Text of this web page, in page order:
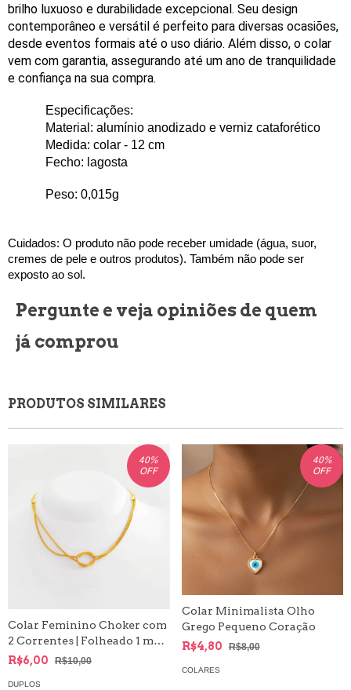
brilho luxuoso e durabilidade excepcional. Seu design
contemporâneo e versátil é perfeito para diversas ocasiões,
desde eventos formais até o uso diário. Além disso, o colar
vem com garantia, assegurando até um ano de tranquilidade
e confiança na sua compra.
Especificações:
Material: alumínio anodizado e verniz cataforético
Medida: colar - 12 cm
Fecho: lagosta
Peso: 0,015g
Cuidados: O produto não pode receber umidade (água, suor,
cremes de pele e outros produtos). Também não pode ser
exposto ao sol.
Pergunte e veja opiniões de quem
já comprou
PRODUTOS SIMILARES
40%
OFF
Colar Feminino Choker com
2 Correntes | Folheado 1 mm |
com garantia
R$6,00 R$10,00
DUPLOS
40%
OFF
Colar Minimalista Olho
Grego Pequeno Coração
R$4,80
R$8,00
COLARES